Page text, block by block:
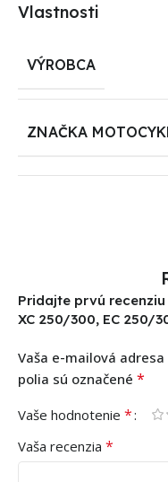
Vlastnosti
VÝROBCA
ZNAČKA
Pridajte prvú
XC 250/300, EC 250/
Vaša e-mailová
polia sú označené *
Vaše hodnotenie *
Vaša recenzia *